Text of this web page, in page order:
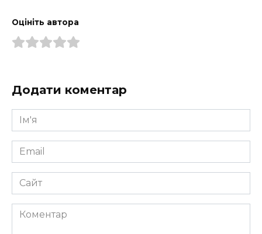
Оцініть автора
Додати коментар
Ім'я
*
Email
*
Сайт
Коментар